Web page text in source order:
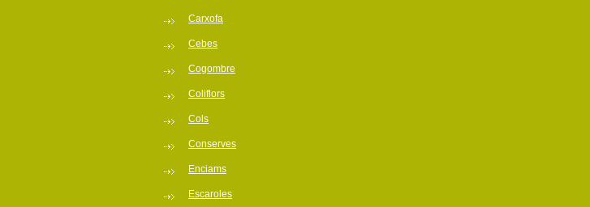
Carxofa
Cebes
Cogombre
Coliflors
Cols
Conserves
Enciams
Escaroles